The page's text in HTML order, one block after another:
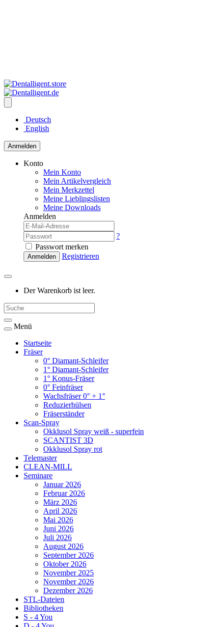
Deutsch
English
Anmelden
Konto
Mein Konto
Mein Artikelvergleich
Mein Merkzettel
Meine Lieblingslisten
Meine Downloads
Anmelden
?
Passwort merken
Anmelden Registrieren
Der Warenkorb ist leer.
Menü
Startseite
Fräser
0° Diamant-Schleifer
1° Diamant-Schleifer
1° Konus-Fräser
0° Feinfräser
Wachsfräser 0° + 1°
Reduzierhülsen
Fräserständer
Scan-Spray
Okklusol Spray weiß - superfein
SCANTIST 3D
Okklusol Spray rot
Telemaster
CLEAN-MILL
Seminare
Januar 2026
Februar 2026
März 2026
April 2026
Mai 2026
Juni 2026
Juli 2026
August 2026
September 2026
Oktober 2026
November 2025
November 2026
Dezember 2026
STL-Dateien
Bibliotheken
S - 4 You